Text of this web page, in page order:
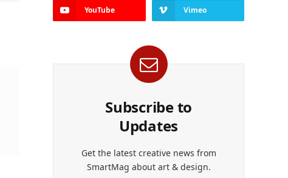
YouTube Vimeo
Subscribe to
Updates
Get the latest creative news from
SmartMag about art & design.